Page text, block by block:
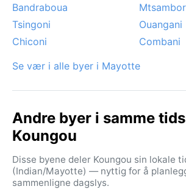
Bandraboua
Tsingoni
Ouangani
Chiconi
Combani
Se vær i alle byer i Mayotte
Andre byer i samme
Koungou
Disse byene deler Koungou sin lokale
(Indian/Mayotte) — nyttig for å
sammenligne dagslys.